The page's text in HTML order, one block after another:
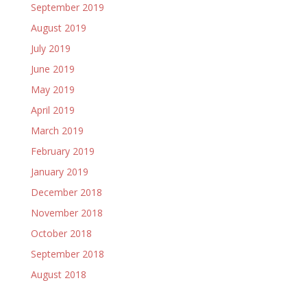
September 2019
August 2019
July 2019
June 2019
May 2019
April 2019
March 2019
February 2019
January 2019
December 2018
November 2018
October 2018
September 2018
August 2018